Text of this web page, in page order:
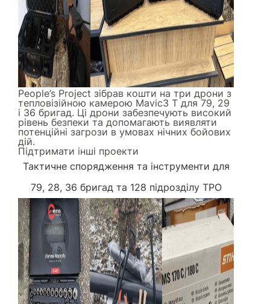
People’s Project зібрав кошти на три дрони з
тепловізійною камерою Mavic3 Т для 79, 29
і 36 бригад. Ці дрони забезпечують високий
рівень безпеки та допомагають виявляти
потенційні загрози в умовах нічних бойових
дій.
Підтримати інші проекти
Тактичне спорядження та інструменти для
79, 28, 36 бригад та 128 підрозділу ТРО